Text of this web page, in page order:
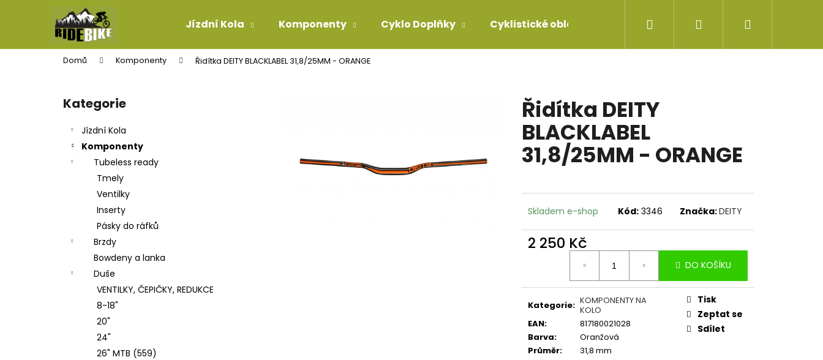
Jízdní Kola Komponenty Cyklo Doplňky Cyklistické oblečení Servis jízdních kol Repase
Přihlášení
Domů Komponenty Řidítka DEITY BLACKLABEL 31,8/25MM - ORANGE
Přeskočit
kategorie
Kategorie
Jízdní Kola
Komponenty
Tubeless ready
Tmely
Ventilky
Inserty
Pásky do ráfků
Brzdy
Bowdeny a lanka
Duše
VENTILKY, ČEPIČKY, REDUKCE
8-18"
20"
24"
26" MTB (559)
Řidítka DEITY
BLACKLABEL
31,8/25MM - ORANGE
Skladem e-shop Kód: 3346 Značka:DEITY
2 250 Kč
DO KOŠÍKU
Kategorie: KOMPONENTY NA
KOLO
EAN:
817180021028
Barva:
Oranžová
Průměr: 31,8 mm
Tisk
Zeptat se
Sdílet
í
Zpět
do
obchodu
Zpět
do
obchodu
Co potřebujete najít?
Doporučujeme
KONCOVKA LANKA
POLARIZAČNÍ SLUNEČNÍ BRÝLE RETRO